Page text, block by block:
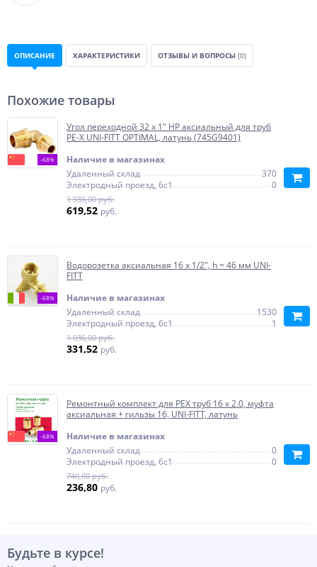
ОПИСАНИЕ ХАРАКТЕРИСТИКИ ОТЗЫВЫ И ВОПРОСЫ (0)
Похожие товары
-68%
Угол переходной 32 х 1" НР аксиальный для труб
PE-X UNI-FITT OPTIMAL, латунь (745G9401)
Наличие в магазинах
Удаленный склад
370
Электродный проезд, 6с1
0
1 936,00 руб.
619,52 руб.
-68%
Водорозетка аксиальная 16 х 1/2", h = 46 мм UNI-
FITT
Наличие в магазинах
Удаленный склад
1530
Электродный проезд, 6с1
1
1 036,00 руб.
331,52 руб.
-68%
Ремонтный комплект для PEX труб 16 x 2.0, муфта
аксиальная + гильзы 16, UNI-FITT, латунь
Наличие в магазинах
Удаленный склад
0
Электродный проезд, 6с1
0
740,00 руб.
236,80 руб.
Будьте в курсе!